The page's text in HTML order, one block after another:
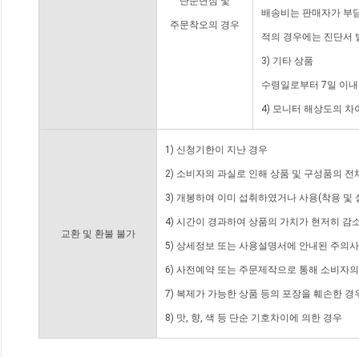
주문착오의 경우
배송비는 판매자가 부
적의 경우에는 진단서
3) 기타 상품
수령일로부터 7일 이
4) 모니터 해상도의 차
교환 및 환불 불가
1) 신청기한이 지난 경우
2) 소비자의 과실로 인해 상품 및 구성품의
3) 개봉하여 이미 섭취하였거나 사용(착용 및
4) 시간이 경과하여 상품의 가치가 현저히 감
5) 상세정보 또는 사용설명서에 안내된 주의
6) 사전예약 또는 주문제작으로 통해 소비자
7) 복제가 가능한 상품 등의 포장을 훼손한 경
8) 맛, 향, 색 등 단순 기호차이에 의한 경우